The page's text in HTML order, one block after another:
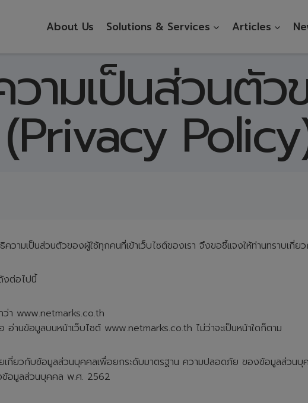
About Us Solutions & Services Articles
วามเป็นส่วนตั
(Privacy
วามเป็นส่วนตัวของผู้ใช้ทุกคนที่เข้าเว็บไซต์ของเรา จึงขอชี้แจงให้ท่านทราบเกี่
งต่อไปนี้
ว่า www.netmarks.co.th
อ่านข้อมูลบนหน้าเว็บไซต์ www.netmarks.co.th ไม่ว่าจะเป็นหน้าใดก็ตาม
กี่ยวกับข้อมูลส่วนบุคคลเพื่อยกระดับมาตรฐาน ความปลอดภัย ของข้อมูลส่วนบุ
อมูลส่วนบุคคล พ.ศ. 2562